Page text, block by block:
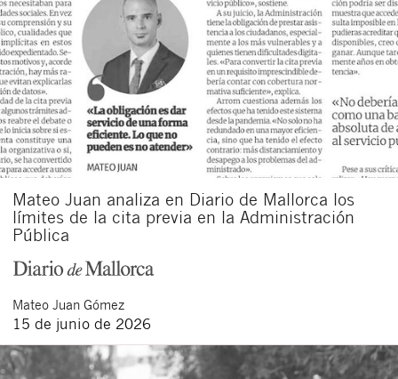
Mateo Juan analiza en Diario de Mallorca los
límites de la cita previa en la Administración
Pública
Mateo Juan Gómez
15 de junio de 2026